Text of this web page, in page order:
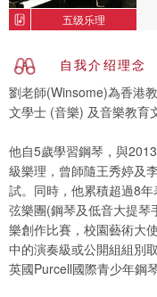
五级乐理
自我介绍理念
劉老師(Winsome)為香港
文學士 (音樂) 及音樂教育
他自5歲學習鋼琴，與
級樂理，曾師隨王秀婷及
試。同時，他累積超過8
弦樂團(鋼琴及低音大提琴
樂創作比賽，校園藝術大
中的演奏級或公開組組別
英國Purcell國際青少年鋼